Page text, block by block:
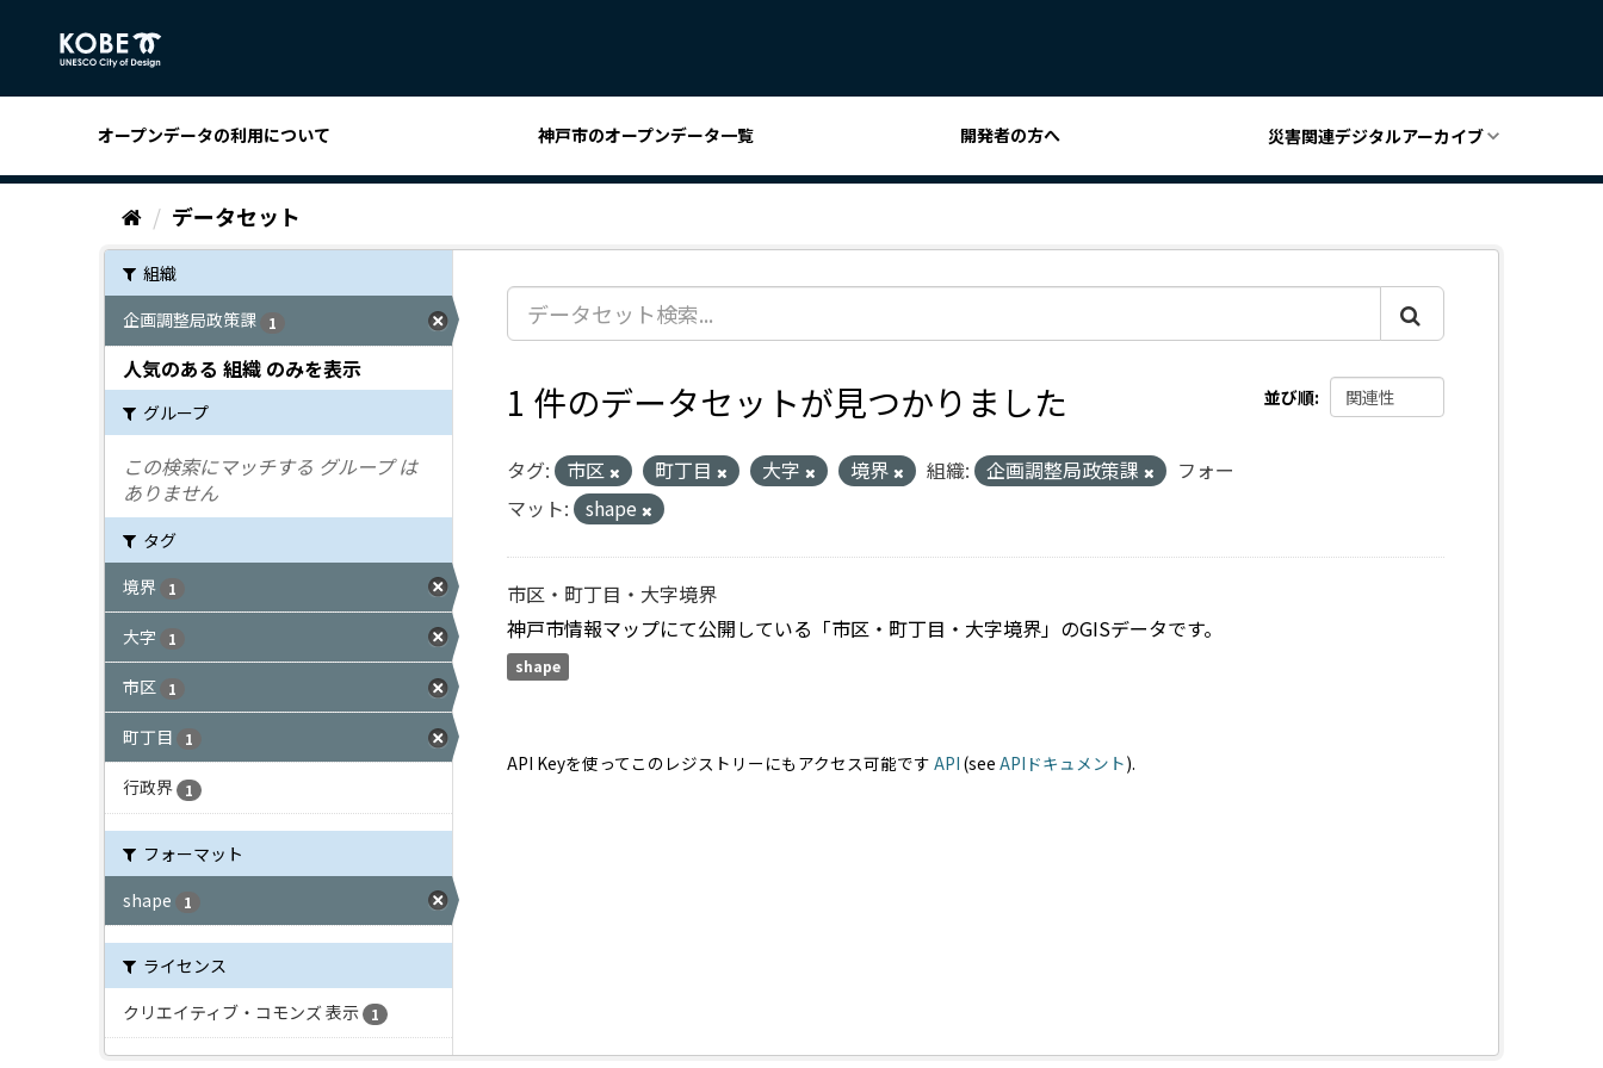
プ
内
オープンデータの利用について 神戸市のオープンデータ一覧 開発者の方へ 災害関連デジタルアーカイブ
データセット
組織
企画調整局政策課
1
人気のある 組織 のみを表示
グループ
この検索にマッチする グループ は
ありません
タグ
境界
1
大字 1
市区 1
町丁目 1
行政界 1
フォーマット
shape
1
ライセンス
クリエイティブ・コモンズ 表示
1
並び順
1 件のデータセットが見つかりました
タグ: 市区 町丁目 大字 境界 組織: 企画調整局政策課
フォー
マット:
shape
市区・町丁目・大字境界
神戸市情報マップにて公開している「市区・町丁目・大字境界」のGISデータです。
shape
API Keyを使ってこのレジストリーにもアクセス可能です API (see APIドキュメント).